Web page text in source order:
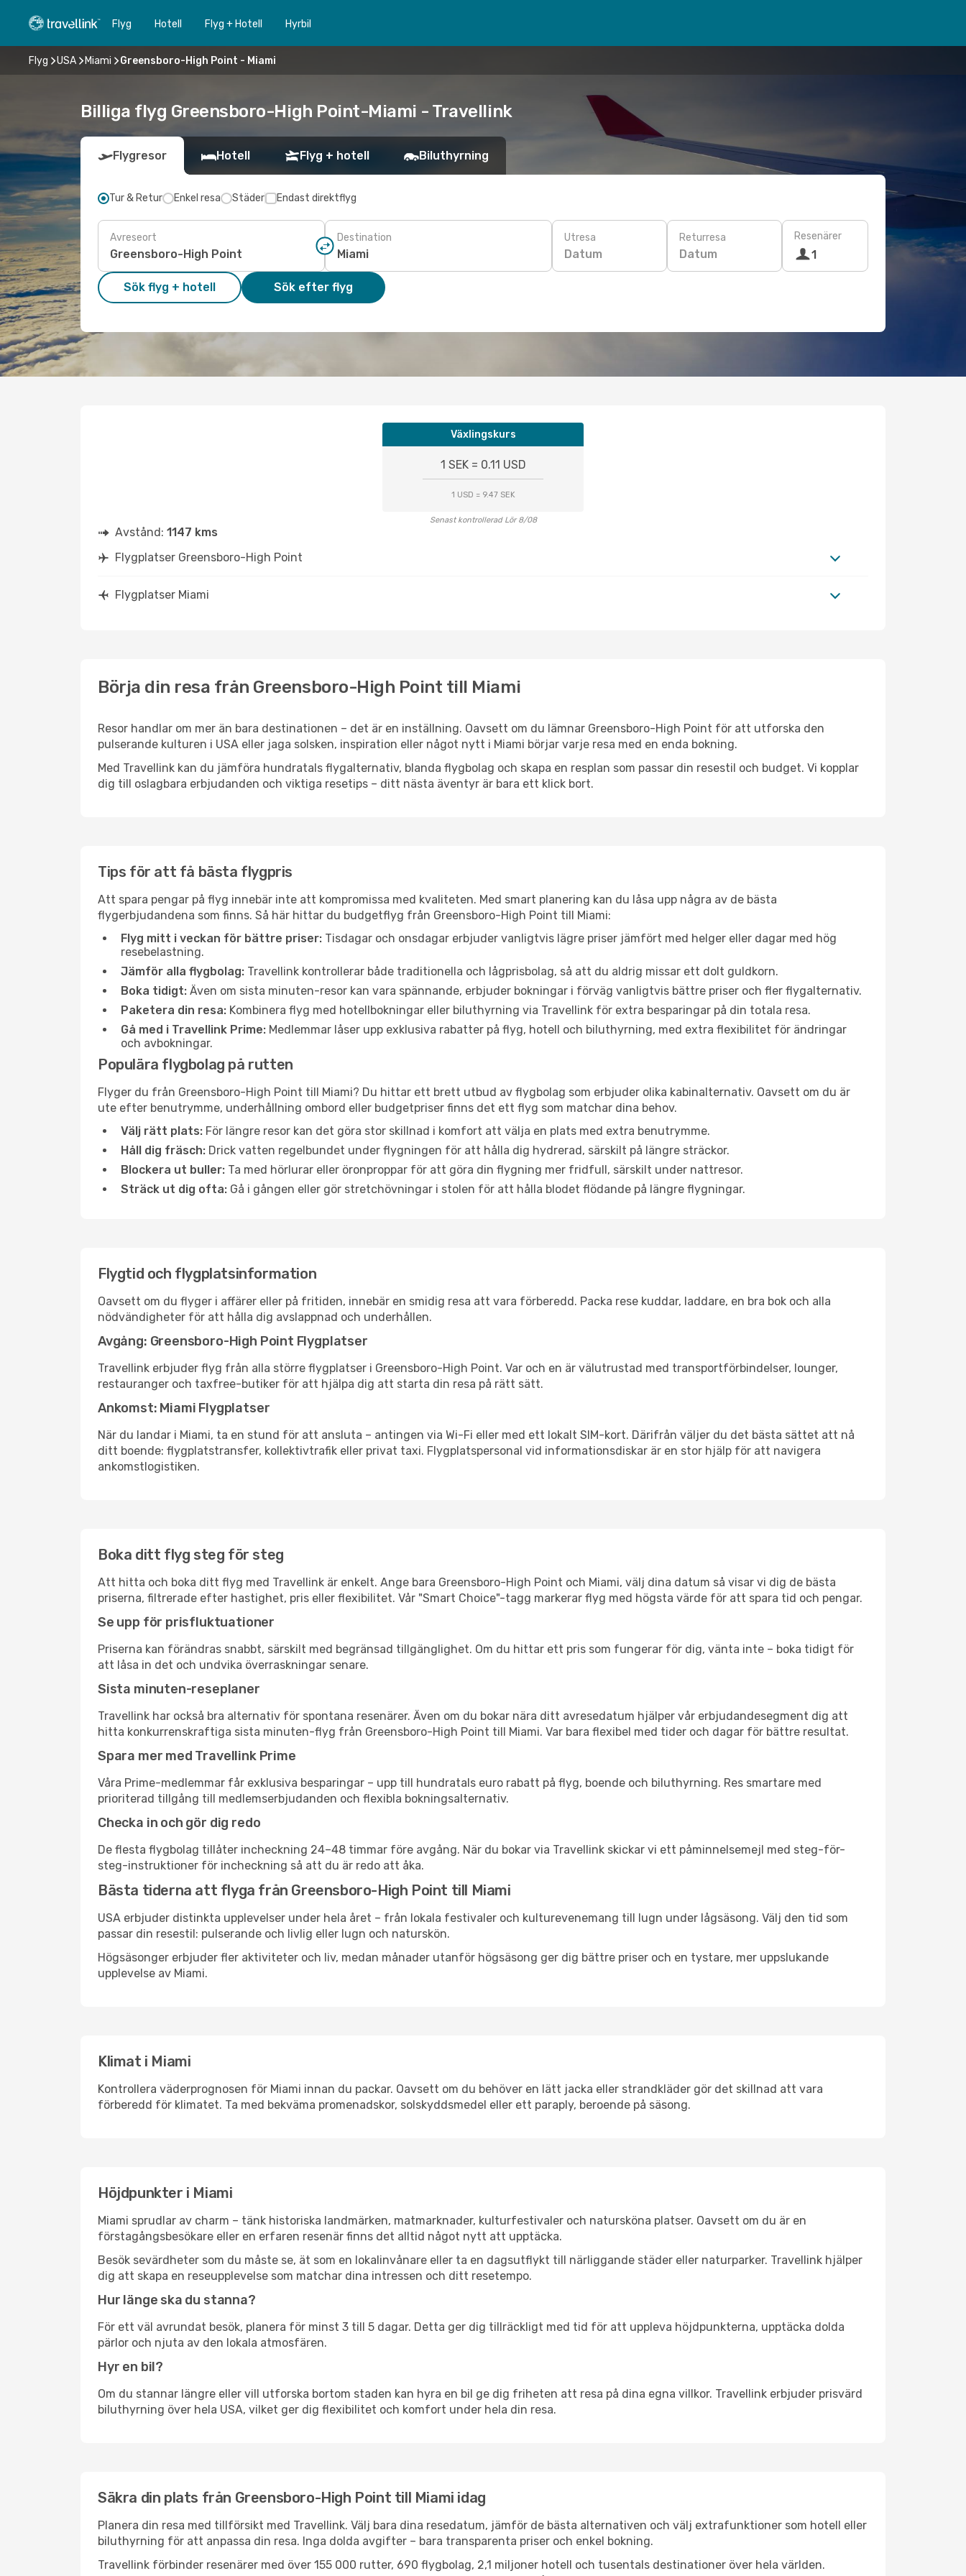
Flyg Hotell Flyg + Hotell Hyrbil
Flyg USA Miami Greensboro-High Point - Miami
Billiga flyg Greensboro-High Point-Miami - Travellink
Flygresor Hotell Flyg + hotell Biluthyrning
Tur & Retur Enkel resa Städer Endast direktflyg
Avreseort Destination Utresa
Datum
Returresa
Datum
Resenärer
1
Sök flyg + hotell Sök efter flyg
Växlingskurs
1 SEK = 0.11 USD
1 USD = 9.47 SEK
Senast kontrollerad Lör 8/08
Avstånd: 1147 kms
Flygplatser Greensboro-High Point
Flygplatser Miami
Börja din resa från Greensboro-High Point till Miami
Resor handlar om mer än bara destinationen – det är en inställning. Oavsett om du lämnar Greensboro-High Point för att utforska den
pulserande kulturen i USA eller jaga solsken, inspiration eller något nytt i Miami börjar varje resa med en enda bokning.
Med Travellink kan du jämföra hundratals flygalternativ, blanda flygbolag och skapa en resplan som passar din resestil och budget. Vi kopplar
dig till oslagbara erbjudanden och viktiga resetips – ditt nästa äventyr är bara ett klick bort.
Tips för att få bästa flygpris
Att spara pengar på flyg innebär inte att kompromissa med kvaliteten. Med smart planering kan du låsa upp några av de bästa
flygerbjudandena som finns. Så här hittar du budgetflyg från Greensboro-High Point till Miami:
Flyg mitt i veckan för bättre priser: Tisdagar och onsdagar erbjuder vanligtvis lägre priser jämfört med helger eller dagar med hög
resebelastning.
Jämför alla flygbolag: Travellink kontrollerar både traditionella och lågprisbolag, så att du aldrig missar ett dolt guldkorn.
Boka tidigt: Även om sista minuten-resor kan vara spännande, erbjuder bokningar i förväg vanligtvis bättre priser och fler flygalternativ.
Paketera din resa: Kombinera flyg med hotellbokningar eller biluthyrning via Travellink för extra besparingar på din totala resa.
Gå med i Travellink Prime: Medlemmar låser upp exklusiva rabatter på flyg, hotell och biluthyrning, med extra flexibilitet för ändringar
och avbokningar.
Populära flygbolag på rutten
Flyger du från Greensboro-High Point till Miami? Du hittar ett brett utbud av flygbolag som erbjuder olika kabinalternativ. Oavsett om du är
ute efter benutrymme, underhållning ombord eller budgetpriser finns det ett flyg som matchar dina behov.
Välj rätt plats: För längre resor kan det göra stor skillnad i komfort att välja en plats med extra benutrymme.
Håll dig fräsch: Drick vatten regelbundet under flygningen för att hålla dig hydrerad, särskilt på längre sträckor.
Blockera ut buller: Ta med hörlurar eller öronproppar för att göra din flygning mer fridfull, särskilt under nattresor.
Sträck ut dig ofta: Gå i gången eller gör stretchövningar i stolen för att hålla blodet flödande på längre flygningar.
Flygtid och flygplatsinformation
Oavsett om du flyger i affärer eller på fritiden, innebär en smidig resa att vara förberedd. Packa rese kuddar, laddare, en bra bok och alla
nödvändigheter för att hålla dig avslappnad och underhållen.
Avgång: Greensboro-High Point Flygplatser
Travellink erbjuder flyg från alla större flygplatser i Greensboro-High Point. Var och en är välutrustad med transportförbindelser, lounger,
restauranger och taxfree-butiker för att hjälpa dig att starta din resa på rätt sätt.
Ankomst: Miami Flygplatser
När du landar i Miami, ta en stund för att ansluta – antingen via Wi-Fi eller med ett lokalt SIM-kort. Därifrån väljer du det bästa sättet att nå
ditt boende: flygplatstransfer, kollektivtrafik eller privat taxi. Flygplatspersonal vid informationsdiskar är en stor hjälp för att navigera
ankomstlogistiken.
Boka ditt flyg steg för steg
Att hitta och boka ditt flyg med Travellink är enkelt. Ange bara Greensboro-High Point och Miami, välj dina datum så visar vi dig de bästa
priserna, filtrerade efter hastighet, pris eller flexibilitet. Vår "Smart Choice"-tagg markerar flyg med högsta värde för att spara tid och pengar.
Se upp för prisfluktuationer
Priserna kan förändras snabbt, särskilt med begränsad tillgänglighet. Om du hittar ett pris som fungerar för dig, vänta inte – boka tidigt för
att låsa in det och undvika överraskningar senare.
Sista minuten-reseplaner
Travellink har också bra alternativ för spontana resenärer. Även om du bokar nära ditt avresedatum hjälper vår erbjudandesegment dig att
hitta konkurrenskraftiga sista minuten-flyg från Greensboro-High Point till Miami. Var bara flexibel med tider och dagar för bättre resultat.
Spara mer med Travellink Prime
Våra Prime-medlemmar får exklusiva besparingar – upp till hundratals euro rabatt på flyg, boende och biluthyrning. Res smartare med
prioriterad tillgång till medlemserbjudanden och flexibla bokningsalternativ.
Checka in och gör dig redo
De flesta flygbolag tillåter incheckning 24–48 timmar före avgång. När du bokar via Travellink skickar vi ett påminnelsemejl med steg-för-
steg-instruktioner för incheckning så att du är redo att åka.
Bästa tiderna att flyga från Greensboro-High Point till Miami
USA erbjuder distinkta upplevelser under hela året – från lokala festivaler och kulturevenemang till lugn under lågsäsong. Välj den tid som
passar din resestil: pulserande och livlig eller lugn och naturskön.
Högsäsonger erbjuder fler aktiviteter och liv, medan månader utanför högsäsong ger dig bättre priser och en tystare, mer uppslukande
upplevelse av Miami.
Klimat i Miami
Kontrollera väderprognosen för Miami innan du packar. Oavsett om du behöver en lätt jacka eller strandkläder gör det skillnad att vara
förberedd för klimatet. Ta med bekväma promenadskor, solskyddsmedel eller ett paraply, beroende på säsong.
Höjdpunkter i Miami
Miami sprudlar av charm – tänk historiska landmärken, matmarknader, kulturfestivaler och natursköna platser. Oavsett om du är en
förstagångsbesökare eller en erfaren resenär finns det alltid något nytt att upptäcka.
Besök sevärdheter som du måste se, ät som en lokalinvånare eller ta en dagsutflykt till närliggande städer eller naturparker. Travellink hjälper
dig att skapa en reseupplevelse som matchar dina intressen och ditt resetempo.
Hur länge ska du stanna?
För ett väl avrundat besök, planera för minst 3 till 5 dagar. Detta ger dig tillräckligt med tid för att uppleva höjdpunkterna, upptäcka dolda
pärlor och njuta av den lokala atmosfären.
Hyr en bil?
Om du stannar längre eller vill utforska bortom staden kan hyra en bil ge dig friheten att resa på dina egna villkor. Travellink erbjuder prisvärd
biluthyrning över hela USA, vilket ger dig flexibilitet och komfort under hela din resa.
Säkra din plats från Greensboro-High Point till Miami idag
Planera din resa med tillförsikt med Travellink. Välj bara dina resedatum, jämför de bästa alternativen och välj extrafunktioner som hotell eller
biluthyrning för att anpassa din resa. Inga dolda avgifter – bara transparenta priser och enkel bokning.
Travellink förbinder resenärer med över 155 000 rutter, 690 flygbolag, 2,1 miljoner hotell och tusentals destinationer över hela världen.